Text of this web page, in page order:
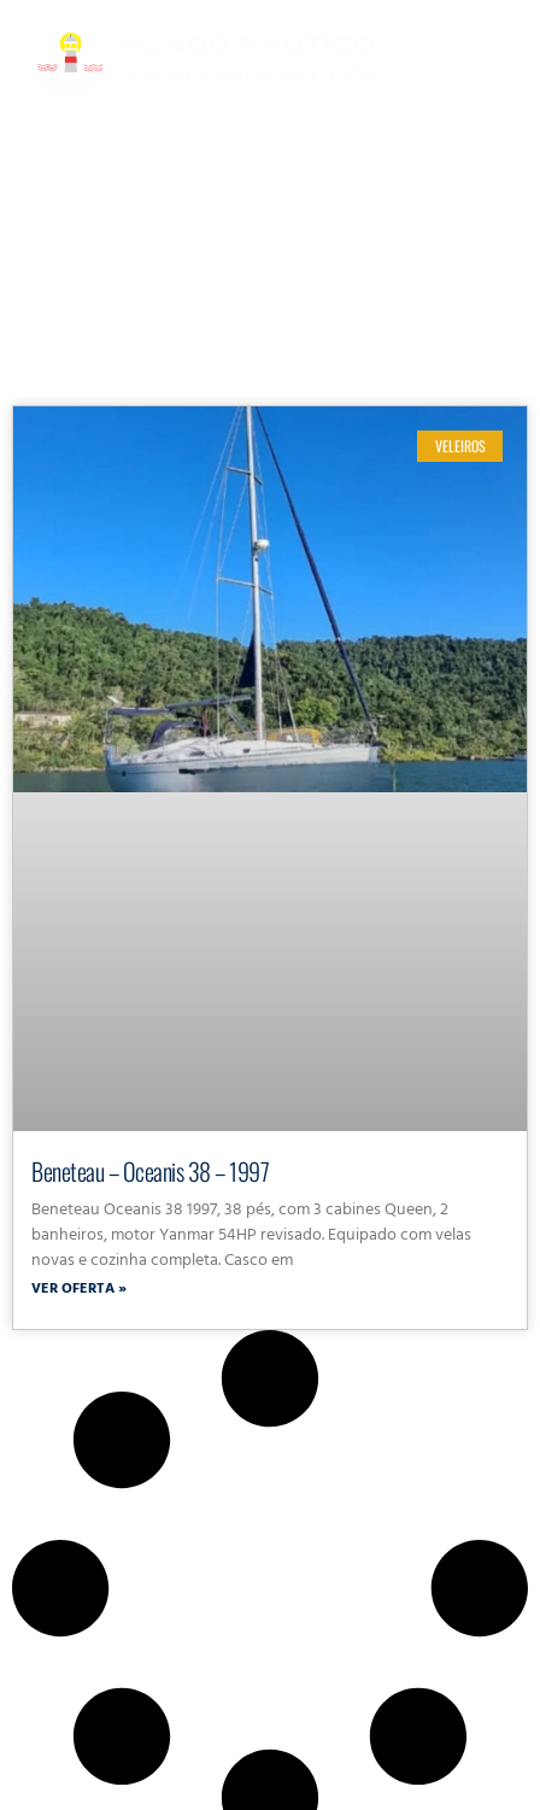
VELEIROS
Beneteau – Oceanis 38 – 1997
Beneteau Oceanis 38 1997, 38 pés, com 3 cabines Queen, 2
banheiros, motor Yanmar 54HP revisado. Equipado com velas
novas e cozinha completa. Casco em
VER OFERTA »